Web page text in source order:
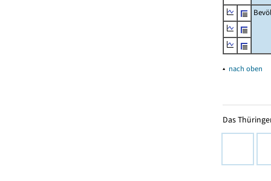
▴ nach oben
Das